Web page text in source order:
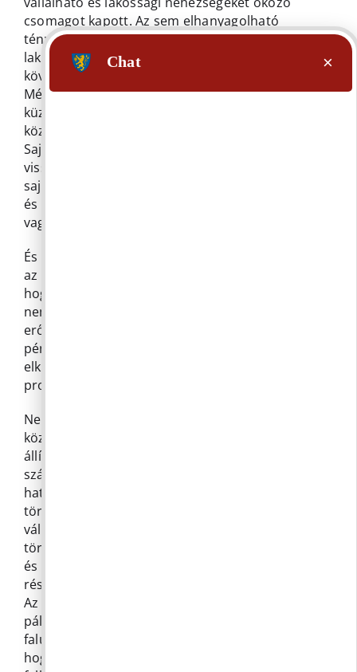
csomagot kapott. Az sem elhanyagolható
tényező, hogy hetente egy levél még ma is érkezik
lakosoktól, akik az útépítések, útfelújítások
következtében létrejött káraikról panaszkodnak.
Még saját ciklusának bizottsági tagja is év végéig
küzdött azon, hogy autóval normálisan meg tudja
közelíteni ingatlanját.
Sajnálom másodsorban azt is, hogy a
visszafizetés kényszere miatt végeredményben
saját forrásból megépült utak ilyen minőségűek
és sokuknak okoznak minimum kellemetlenséget
vagy akár kárt.
És sajnálom azt is, hogy a visszafizetés kényszere
az új képviselő testület lehetőségeit veszi el attól,
hogy javítsa a már itt élők életét. Természetesen
nem sajnálkozunk, kesergünk és ez csak tovább
erősít bennünket abban, hogy külső forrásokat,
pénzügyi lehetőségeket keressünk az
elképzeléseinkhez, a lakosok életminőségét javító
projektekhez.
Nem szimpátia vagy karácsonyi ünnepek
közelségének kérdése, hogy a valótlan
állításoknak, csalásnak vagy akár a pénzügyi-
számviteli fegyelem megsértésének független
hatósági vizsgálata megtörténjen és ha
törvénysértés történt, akkor minden érintett
vállalja a következményeket. Ha pedig nem
történt, akkor ez kerüljön kimondásra és egyszer
és mindenkorra tisztázódjon, akinek nem volt
része benne.
Az mindezek mellett a hét eleje óta már biztos: a
pályázati pénzt nem fogja senki visszafizetni a
falu helyett. Azt nekünk kell megtennünk. Úgy,
hogy a korábban befolyt pályázati pénz már